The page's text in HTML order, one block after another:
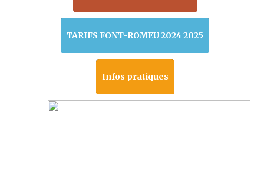
TARIFS FONT-ROMEU 2024 2025
Infos pratiques